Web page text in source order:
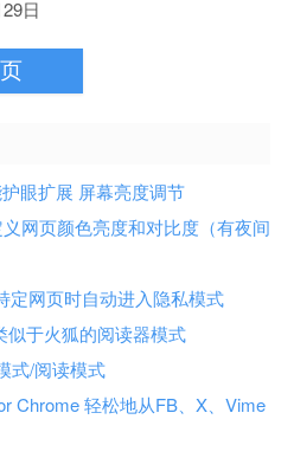
日
眼扩展 屏幕亮度调节
网页颜色亮度和对比度（有夜间
定网页时自动进入隐私模式
似于火狐的阅读器模式
式/阅读模式
Chrome 轻松地从FB、X、Vime